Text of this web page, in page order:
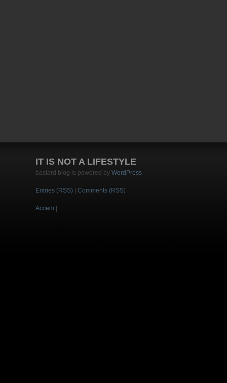
IT IS NOT A LIFESTYLE
bastard blog is powered by WordPress
Entries (RSS) Comments (RSS)
Accedi